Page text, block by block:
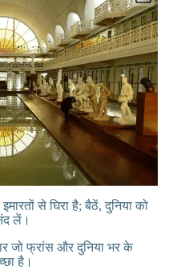
से घिरा है; बैठें, दुनिया को
लें।
जो फ्रांस और दुनिया भर के
है।